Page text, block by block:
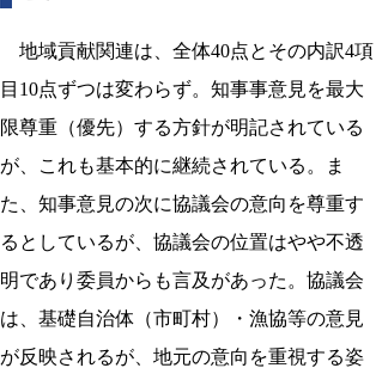
地域貢献関連は、全体40点とその内訳4項
目10点ずつは変わらず。知事事意見を最大
限尊重（優先）する方針が明記されている
が、これも基本的に継続されている。ま
た、知事意見の次に協議会の意向を尊重す
るとしているが、協議会の位置はやや不透
明であり委員からも言及があった。協議会
は、基礎自治体（市町村）・漁協等の意見
が反映されるが、地元の意向を重視する姿